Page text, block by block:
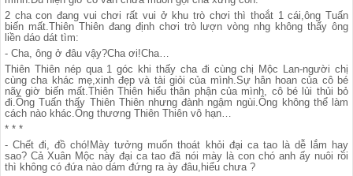
2 cha con đang vui chơi rất vui ở khu trò chơi thì thoắt 1 cái,ông Tuấn
biến mất.Thiên Thiên đang định chơi trò lượn vòng nhg không thấy ông
liền dáo dát tìm:
- Cha, ông ở đâu vậy?Cha ơi!Cha…
Thiên Thiên nép qua 1 góc khi thấy cha đi cùng chị Mộc Lan-người chị
cùng cha khác mẹ,xinh đẹp và tài giỏi của mình.Sự hân hoan của cô bé
nãy giờ biến mất.Thiên Thiên hiểu thân phận của mình, cô bé lủi thủi bỏ
đi.Ông Tuấn thấy Thiên Thiên nhưng đành ngậm ngùi.Ông không thể làm
cách nào khác.Ông thương Thiên Thiên vô hạn…
* * *
- Chết đi, đồ chó!Mày tưởng muốn thoát khỏi đại ca tao là dễ lắm hay
sao? Cả Xuân Mộc này đại ca tao đã nói mày là con chó anh ấy nuôi rồi
thì không có đứa nào dám đứng ra ày đâu,hiểu chưa ?